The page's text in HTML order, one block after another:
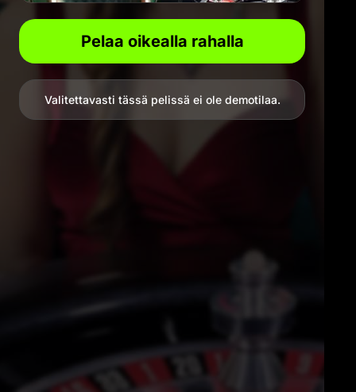
Pelaa oikealla rahalla
Valitettavasti tässä pelissä ei ole demotilaa.